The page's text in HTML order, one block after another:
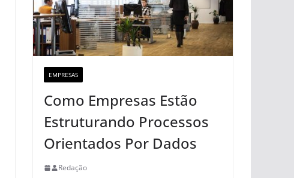
EMPRESAS
Como Empresas Estão
Estruturando Processos
Orientados Por Dados
Redação